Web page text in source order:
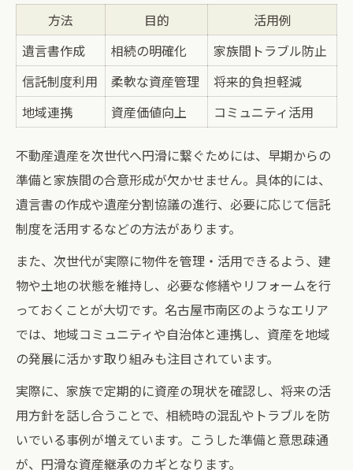
方法 目的
活用例
遺言書作成
相続の明確化
家族間トラブル防止
信託制度利用
柔軟な資産管理
将来的負担軽減
地域連携
資産価値向上 コミュニティ活用
不動産遺産を次世代へ円滑に繋ぐためには、早期からの
準備と家族間の合意形成が欠かせません。具体的には、
遺言書の作成や遺産分割協議の進行、必要に応じて信託
制度を活用するなどの方法があります。
また、次世代が実際に物件を管理・活用できるよう、建
物や土地の状態を維持し、必要な修繕やリフォームを行
っておくことが大切です。名古屋市南区のようなエリア
では、地域コミュニティや自治体と連携し、資産を地域
の発展に活かす取り組みも注目されています。
実際に、家族で定期的に資産の現状を確認し、将来の活
用方針を話し合うことで、相続時の混乱やトラブルを防
いでいる事例が増えています。こうした準備と意思疎通
が、円滑な資産継承のカギとなります。